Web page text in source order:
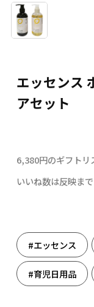
エッセンス
アセット
6,380円のギフトリ
いいね数は反映ま
#エッセンス
#育児日用品